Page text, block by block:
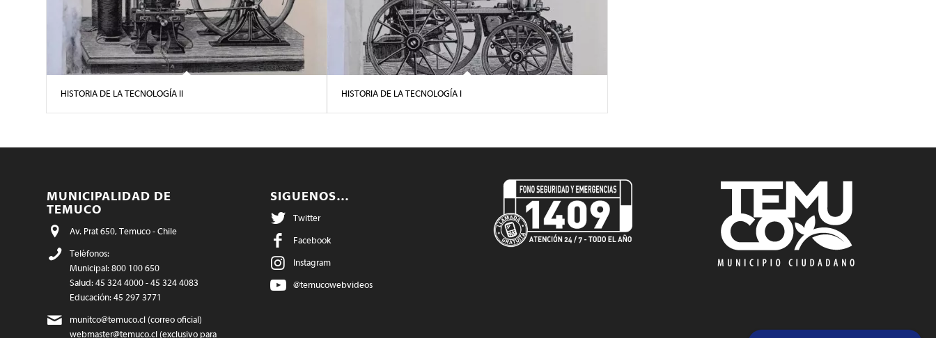
HISTORIA DE LA TECNOLOGÍA ll HISTORIA DE LA TECNOLOGÍA l
MUNICIPALIDAD DE
TEMUCO
Av. Prat 650, Temuco - Chile
Teléfonos:
Municipal: 800 100 650
Salud: 45 324 4000 - 45 324 4083
Educación: 45 297 3771
munitco@temuco.cl (correo oficial)
webmaster@temuco.cl (exclusivo para
SIGUENOS…
Twitter
Facebook
Instagram
@temucowebvideos